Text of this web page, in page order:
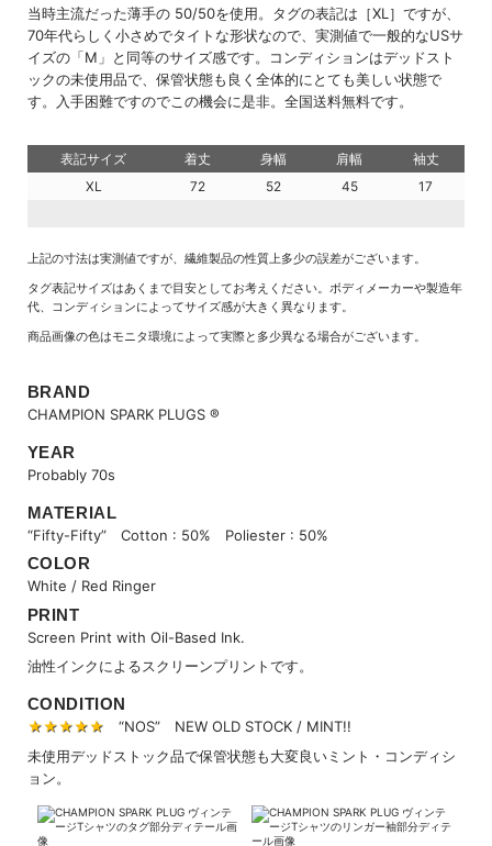
当時主流だった薄手の 50/50を使用。タグの表記は［XL］ですが、
70年代らしく小さめでタイトな形状なので、実測値で一般的なUSサ
イズの「M」と同等のサイズ感です。コンディションはデッドスト
ックの未使用品で、保管状態も良く全体的にとても美しい状態で
す。入手困難ですのでこの機会に是非。全国送料無料です。
表記サイズ 着丈 身幅 肩幅
袖丈
XL
72 52 45 17
上記の寸法は実測値ですが、繊維製品の性質上多少の誤差がございます。
タグ表記サイズはあくまで目安としてお考えください。ボディメーカーや製造年
代、コンディションによってサイズ感が大きく異なります。
商品画像の色はモニタ環境によって実際と多少異なる場合がございます。
BRAND
CHAMPION SPARK PLUGS ®
YEAR
Probably 70s
MATERIAL
“Fifty-Fifty” Cotton : 50% Poliester : 50%
COLOR
White / Red Ringer
PRINT
Screen Print with Oil-Based Ink.
油性インクによるスクリーンプリントです。
CONDITION
★★★★★
“NOS” NEW OLD STOCK / MINT!!
未使用デッドストック品で保管状態も大変良いミント・コンディシ
ョン。